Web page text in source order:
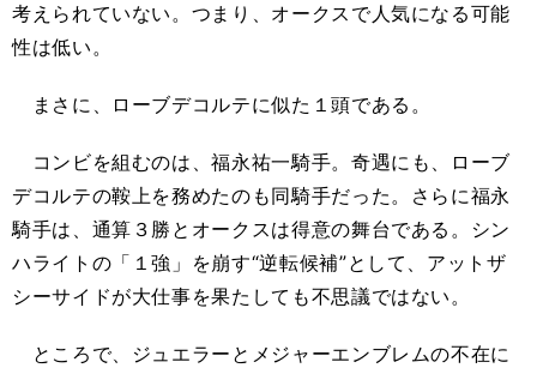
考えられていない。つまり、オークスで人気になる可能
性は低い。
まさに、ローブデコルテに似た１頭である。
コンビを組むのは、福永祐一騎手。奇遇にも、ローブ
デコルテの鞍上を務めたのも同騎手だった。さらに福永
騎手は、通算３勝とオークスは得意の舞台である。シン
ハライトの「１強」を崩す“逆転候補”として、アットザ
シーサイドが大仕事を果たしても不思議ではない。
ところで、ジュエラーとメジャーエンブレムの不在に